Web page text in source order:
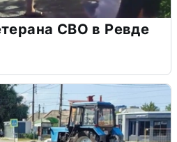
СВО в Ревде